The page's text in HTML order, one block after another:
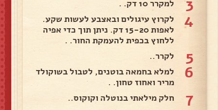
3 למקרר 10 דק. .
4
לקרוץ עיגולים ובאצבע לעשות שקע.
לאפות 15-20 דק. ניתן תוך כדי אפיה
ללחוץ בכפית להעמקת החור. .
5 לקרר..
6
למלא בחמאה בוטנים, לטבול בשוקולד
מריר ואחוז טחון. .
7 חלק מילאתי בנוטלה וקוקוס..